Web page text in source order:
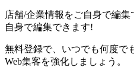
店舗/企業情報をご自身で編集
自身で編集できます!
無料登録で、いつでも何度で
Web集客を強化しましょう。